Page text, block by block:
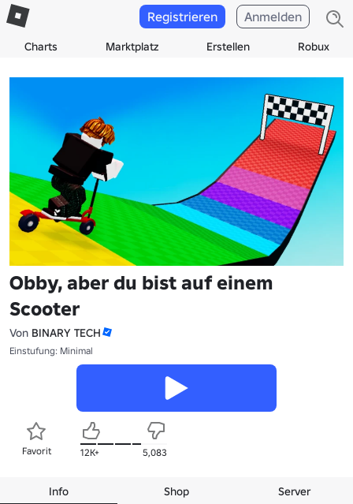
Charts Marktplatz Erstellen Robux
Registrieren Anmelden
Obby, aber du bist auf einem
Scooter
Von BINARY TECH
Einstufung: Minimal
Favorit 12K+ 5,083
Info Shop Server